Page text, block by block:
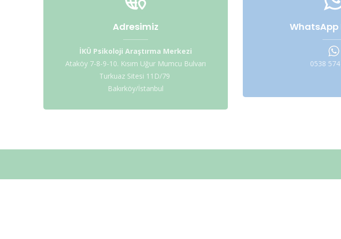
Adresimiz
İKÜ Psikoloji Araştırma Merkezi
Ataköy 7-8-9-10. Kısım Uğur Mumcu Bulvarı
Turkuaz Sitesi 11D/79
Bakırköy/İstanbul
WhatsApp
0538